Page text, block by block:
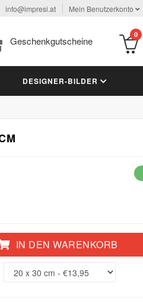
info@impresi.at Mein Benutzerkonto
Geschenkgutscheine
0
DESIGNER-BILDER
IN DEN WARENKORB